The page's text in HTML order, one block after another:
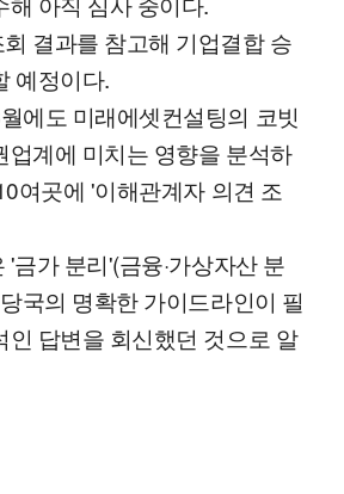
결과를 참고해 기업결합 승
예정이다.
에도 미래에셋컨설팅의 코빗
업계에 미치는 영향을 분석하
여곳에 '이해관계자 의견 조
금가 분리'(금융·가상자산 분
국의 명확한 가이드라인이 필
인 답변을 회신했던 것으로 알